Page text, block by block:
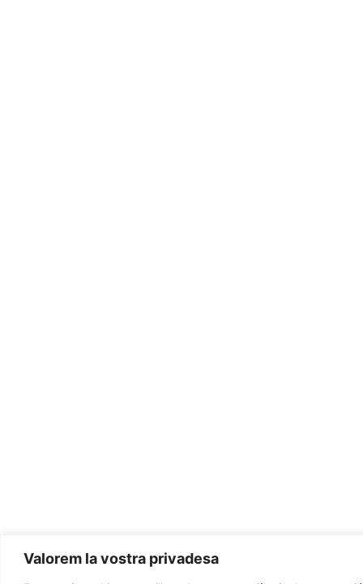
Valorem la vostra privadesa